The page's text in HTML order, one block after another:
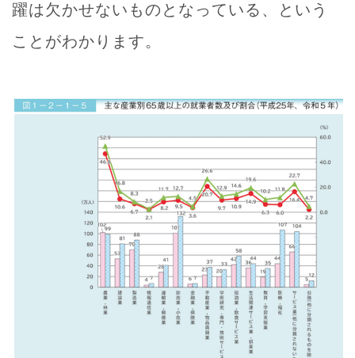
躍は欠かせないものとなっている、という
ことがわかります。